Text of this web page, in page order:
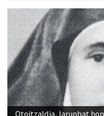
Otoitzaldia, larunbat
omenez